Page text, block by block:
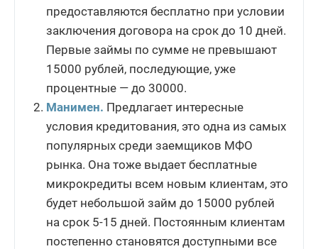
предоставляются бесплатно при условии
заключения договора на срок до 10 дней.
Первые займы по сумме не превышают
15000 рублей, последующие, уже
процентные — до 30000.
Манимен. Предлагает интересные
условия кредитования, это одна из самых
популярных среди заемщиков МФО
рынка. Она тоже выдает бесплатные
микрокредиты всем новым клиентам, это
будет небольшой займ до 15000 рублей
на срок 5-15 дней. Постоянным клиентам
постепенно становятся доступными все